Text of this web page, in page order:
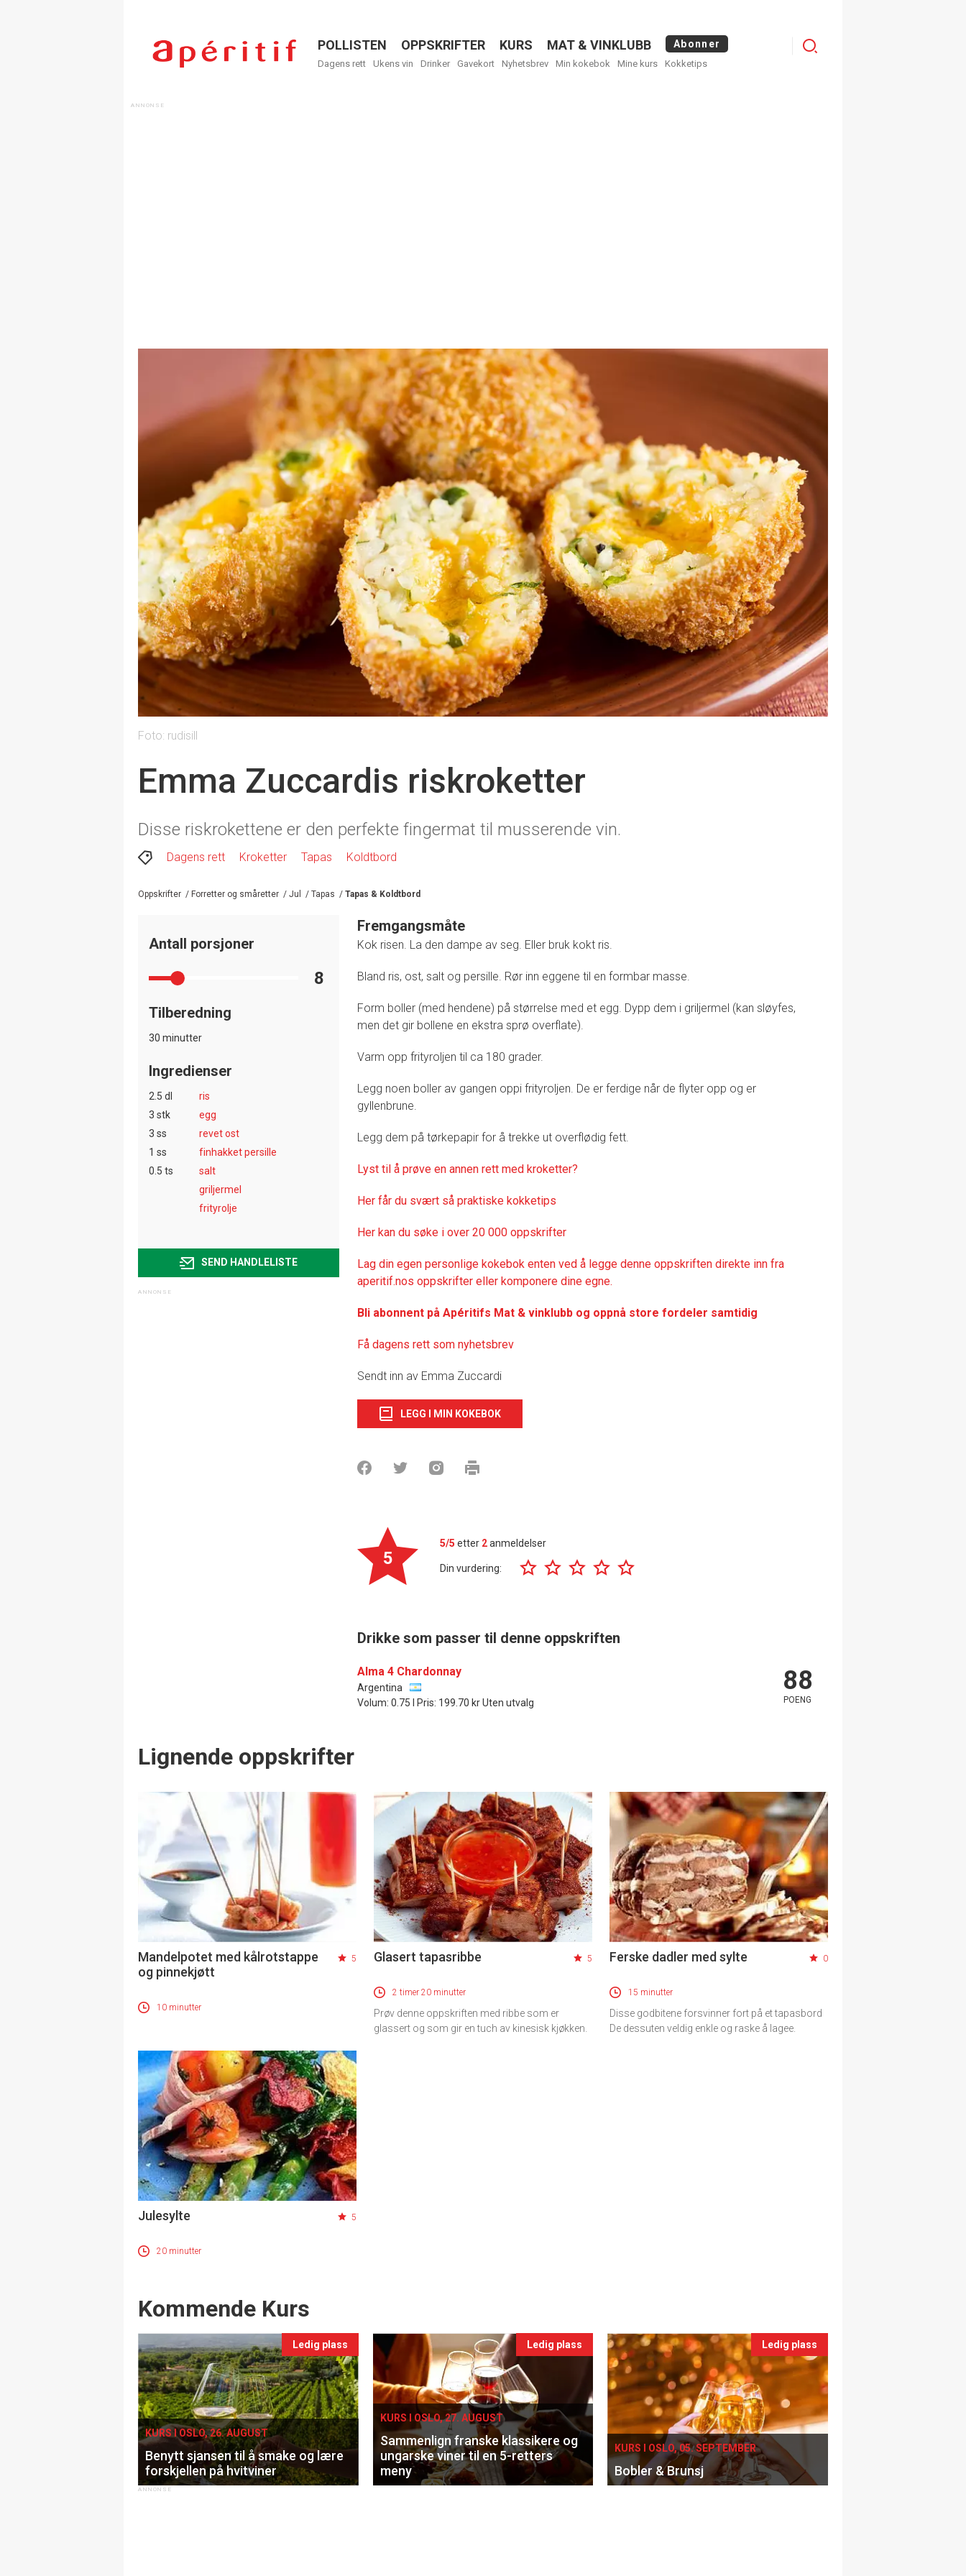
Menu
POLLISTEN OPPSKRIFTER KURS MAT & VINKLUBB Abonner
Dagens rett Ukens vin Drinker Gavekort Nyhetsbrev Min kokebok Mine kurs Kokketips
Logg
Foto: rudisill
Emma Zuccardis riskroketter
Disse riskrokettene er den perfekte fingermat til musserende vin.
Dagens rett Kroketter Tapas Koldtbord
Oppskrifter / Forretter og småretter / Jul / Tapas / Tapas & Koldtbord
Antall porsjoner
8
Tilberedning
30 minutter
Ingredienser
2.5 dl
ris
3 stk
egg
3 ss
revet ost
1 ss
finhakket persille
0.5 ts
salt
griljermel
frityrolje
SEND HANDLELISTE
Fremgangsmåte
Kok risen. La den dampe av seg. Eller bruk kokt ris.
Bland ris, ost, salt og persille. Rør inn eggene til en formbar masse.
Form boller (med hendene) på størrelse med et egg. Dypp dem i griljermel (kan sløyfes,
men det gir bollene en ekstra sprø overflate).
Varm opp frityroljen til ca 180 grader.
Legg noen boller av gangen oppi frityroljen. De er ferdige når de flyter opp og er
gyllenbrune.
Legg dem på tørkepapir for å trekke ut overflødig fett.
Lyst til å prøve en annen rett med kroketter?
Her får du svært så praktiske kokketips
Her kan du søke i over 20 000 oppskrifter
Lag din egen personlige kokebok enten ved å legge denne oppskriften direkte inn fra
aperitif.nos oppskrifter eller komponere dine egne.
Bli abonnent på Apéritifs Mat & vinklubb og oppnå store fordeler samtidig
Få dagens rett som nyhetsbrev
Sendt inn av Emma Zuccardi
LEGG I MIN KOKEBOK
5
5/5 etter 2anmeldelser
Din vurdering:
Drikke som passer til denne oppskriften
Alma 4 Chardonnay
Argentina
Volum: 0.75 l Pris: 199.70 kr Uten utvalg
88
POENG
Lignende oppskrifter
Mandelpotet med kålrotstappe
og pinnekjøtt
5
10 minutter
Glasert tapasribbe 5
2 timer 20 minutter
Prøv denne oppskriften med ribbe som er
glassert og som gir en tuch av kinesisk kjøkken.
Ferske dadler med sylte 0
15 minutter
Disse godbitene forsvinner fort på et tapasbord
De dessuten veldig enkle og raske å lagee.
Julesylte 5
20 minutter
Events
Kommende Kurs
Ledig plass
KURS I OSLO, 26. AUGUST
Benytt sjansen til å smake og lære
forskjellen på hvitviner
Ledig plass
KURS I OSLO, 27. AUGUST
Sammenlign franske klassikere og
ungarske viner til en 5-retters
meny
Ledig plass
KURS I OSLO, 05. SEPTEMBER
Bobler & Brunsj